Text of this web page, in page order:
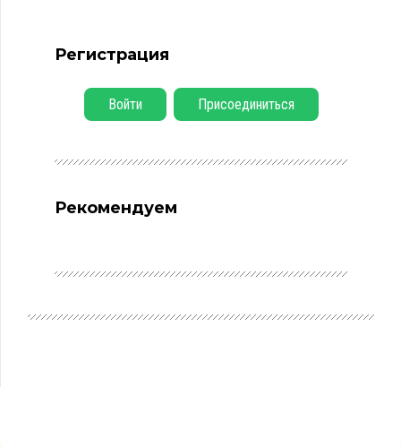
Регистрация
Войти Присоединиться
Рекомендуем